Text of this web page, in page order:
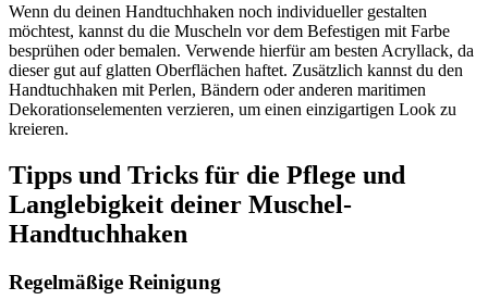
Wenn du deinen Handtuchhaken noch individueller gestalten
möchtest, kannst du die Muscheln vor dem Befestigen mit Farbe
besprühen oder bemalen. Verwende hierfür am besten Acryllack, da
dieser gut auf glatten Oberflächen haftet. Zusätzlich kannst du den
Handtuchhaken mit Perlen, Bändern oder anderen maritimen
Dekorationselementen verzieren, um einen einzigartigen Look zu
kreieren.
Tipps und Tricks für die Pflege und
Langlebigkeit deiner Muschel-
Handtuchhaken
Regelmäßige Reinigung